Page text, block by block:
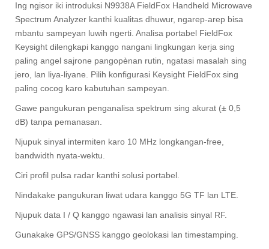
Ing ngisor iki introduksi N9938A FieldFox Handheld Microwave
Spectrum Analyzer kanthi kualitas dhuwur, ngarep-arep bisa
mbantu sampeyan luwih ngerti. Analisa portabel FieldFox
Keysight dilengkapi kanggo nangani lingkungan kerja sing
paling angel sajrone pangopènan rutin, ngatasi masalah sing
jero, lan liya-liyane. Pilih konfigurasi Keysight FieldFox sing
paling cocog karo kabutuhan sampeyan.
Gawe pangukuran penganalisa spektrum sing akurat (± 0,5
dB) tanpa pemanasan.
Njupuk sinyal intermiten karo 10 MHz longkangan-free,
bandwidth nyata-wektu.
Ciri profil pulsa radar kanthi solusi portabel.
Nindakake pangukuran liwat udara kanggo 5G TF lan LTE.
Njupuk data I / Q kanggo ngawasi lan analisis sinyal RF.
Gunakake GPS/GNSS kanggo geolokasi lan timestamping.